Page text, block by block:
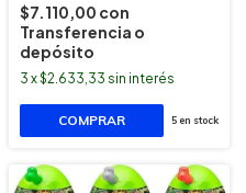
$7.110,00 con
Transferencia o
depósito
3 x$2.633,33 sin interés
5en stock